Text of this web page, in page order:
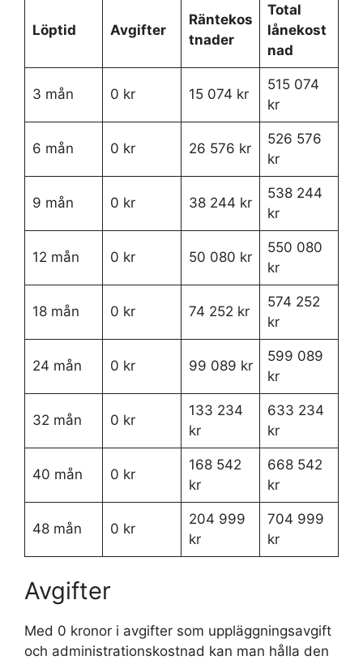
Löptid Avgifter
Räntekos
tnader
Total
lånekost
nad
3 mån 0 kr 15 074 kr
515 074
kr
6 mån 0 kr 26 576 kr
526 576
kr
9 mån 0 kr 38 244 kr
538 244
kr
12 mån 0 kr 50 080 kr
550 080
kr
18 mån 0 kr 74 252 kr
574 252
kr
24 mån 0 kr 99 089 kr
599 089
kr
32 mån 0 kr
133 234
kr
633 234
kr
40 mån 0 kr
168 542
kr
668 542
kr
48 mån 0 kr
204 999
kr
704 999
kr
Avgifter
Med 0 kronor i avgifter som uppläggningsavgift
och administrationskostnad kan man hålla den